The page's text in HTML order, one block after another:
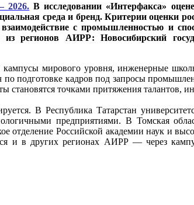
2026. В исследовании «Интерфакса»
среда и бренд. Критерии оценки
с промышленностью и
регионов АИРР: Новосибирский
мирового уровня, инженерные
подготовке кадров под запросы
становятся точками притяжения талантов,
В Республика Татарстан
предприятиями. В Томская
отделение Российской академии наук и
и в других регионах АИРР — через